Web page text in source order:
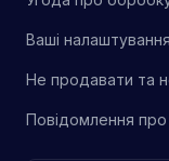
Ваші
Не продавати та
Повідомлення про